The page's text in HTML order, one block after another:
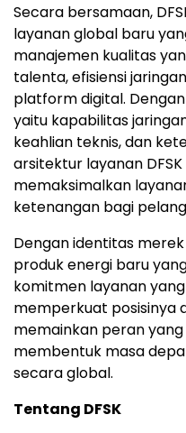
Secara bersamaan,
layanan global baru
manajemen kualitas
talenta, efisiensi
platform digital.
yaitu kapabilitas
keahlian teknis, dan
arsitektur layanan
memaksimalkan
ketenangan bagi
Dengan identitas
produk energi baru
komitmen layanan
memperkuat posisinya
memainkan peran
membentuk masa
secara global.
Tentang DFSK